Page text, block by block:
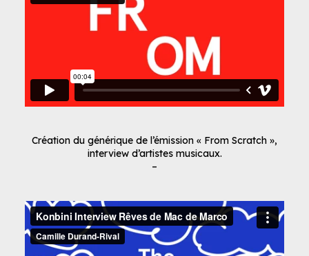
Création du générique de l’émission « From Scratch »,
interview d’artistes musicaux.
–